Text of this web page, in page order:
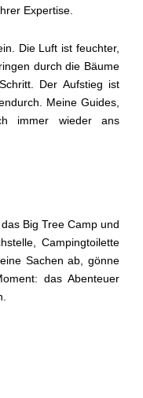
Expertise.
Die Luft ist feuchter,
durch die Bäume
Der Aufstieg ist
Meine Guides,
immer wieder ans
Big Tree Camp und
Campingtoilette
Sachen ab, gönne
das Abenteuer